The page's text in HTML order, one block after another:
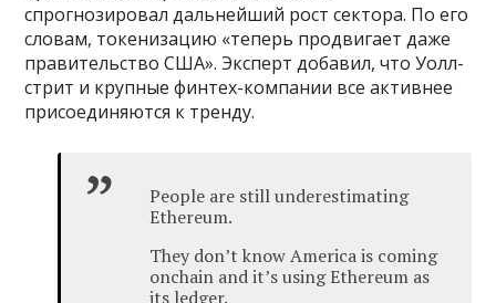
спрогнозировал дальнейший рост сектора. По его
словам, токенизацию «теперь продвигает даже
правительство США». Эксперт добавил, что Уолл-
стрит и крупные финтех-компании все активнее
присоединяются к тренду.
People are still underestimating
Ethereum.
They don’t know America is coming
onchain and it’s using Ethereum as
its ledger.